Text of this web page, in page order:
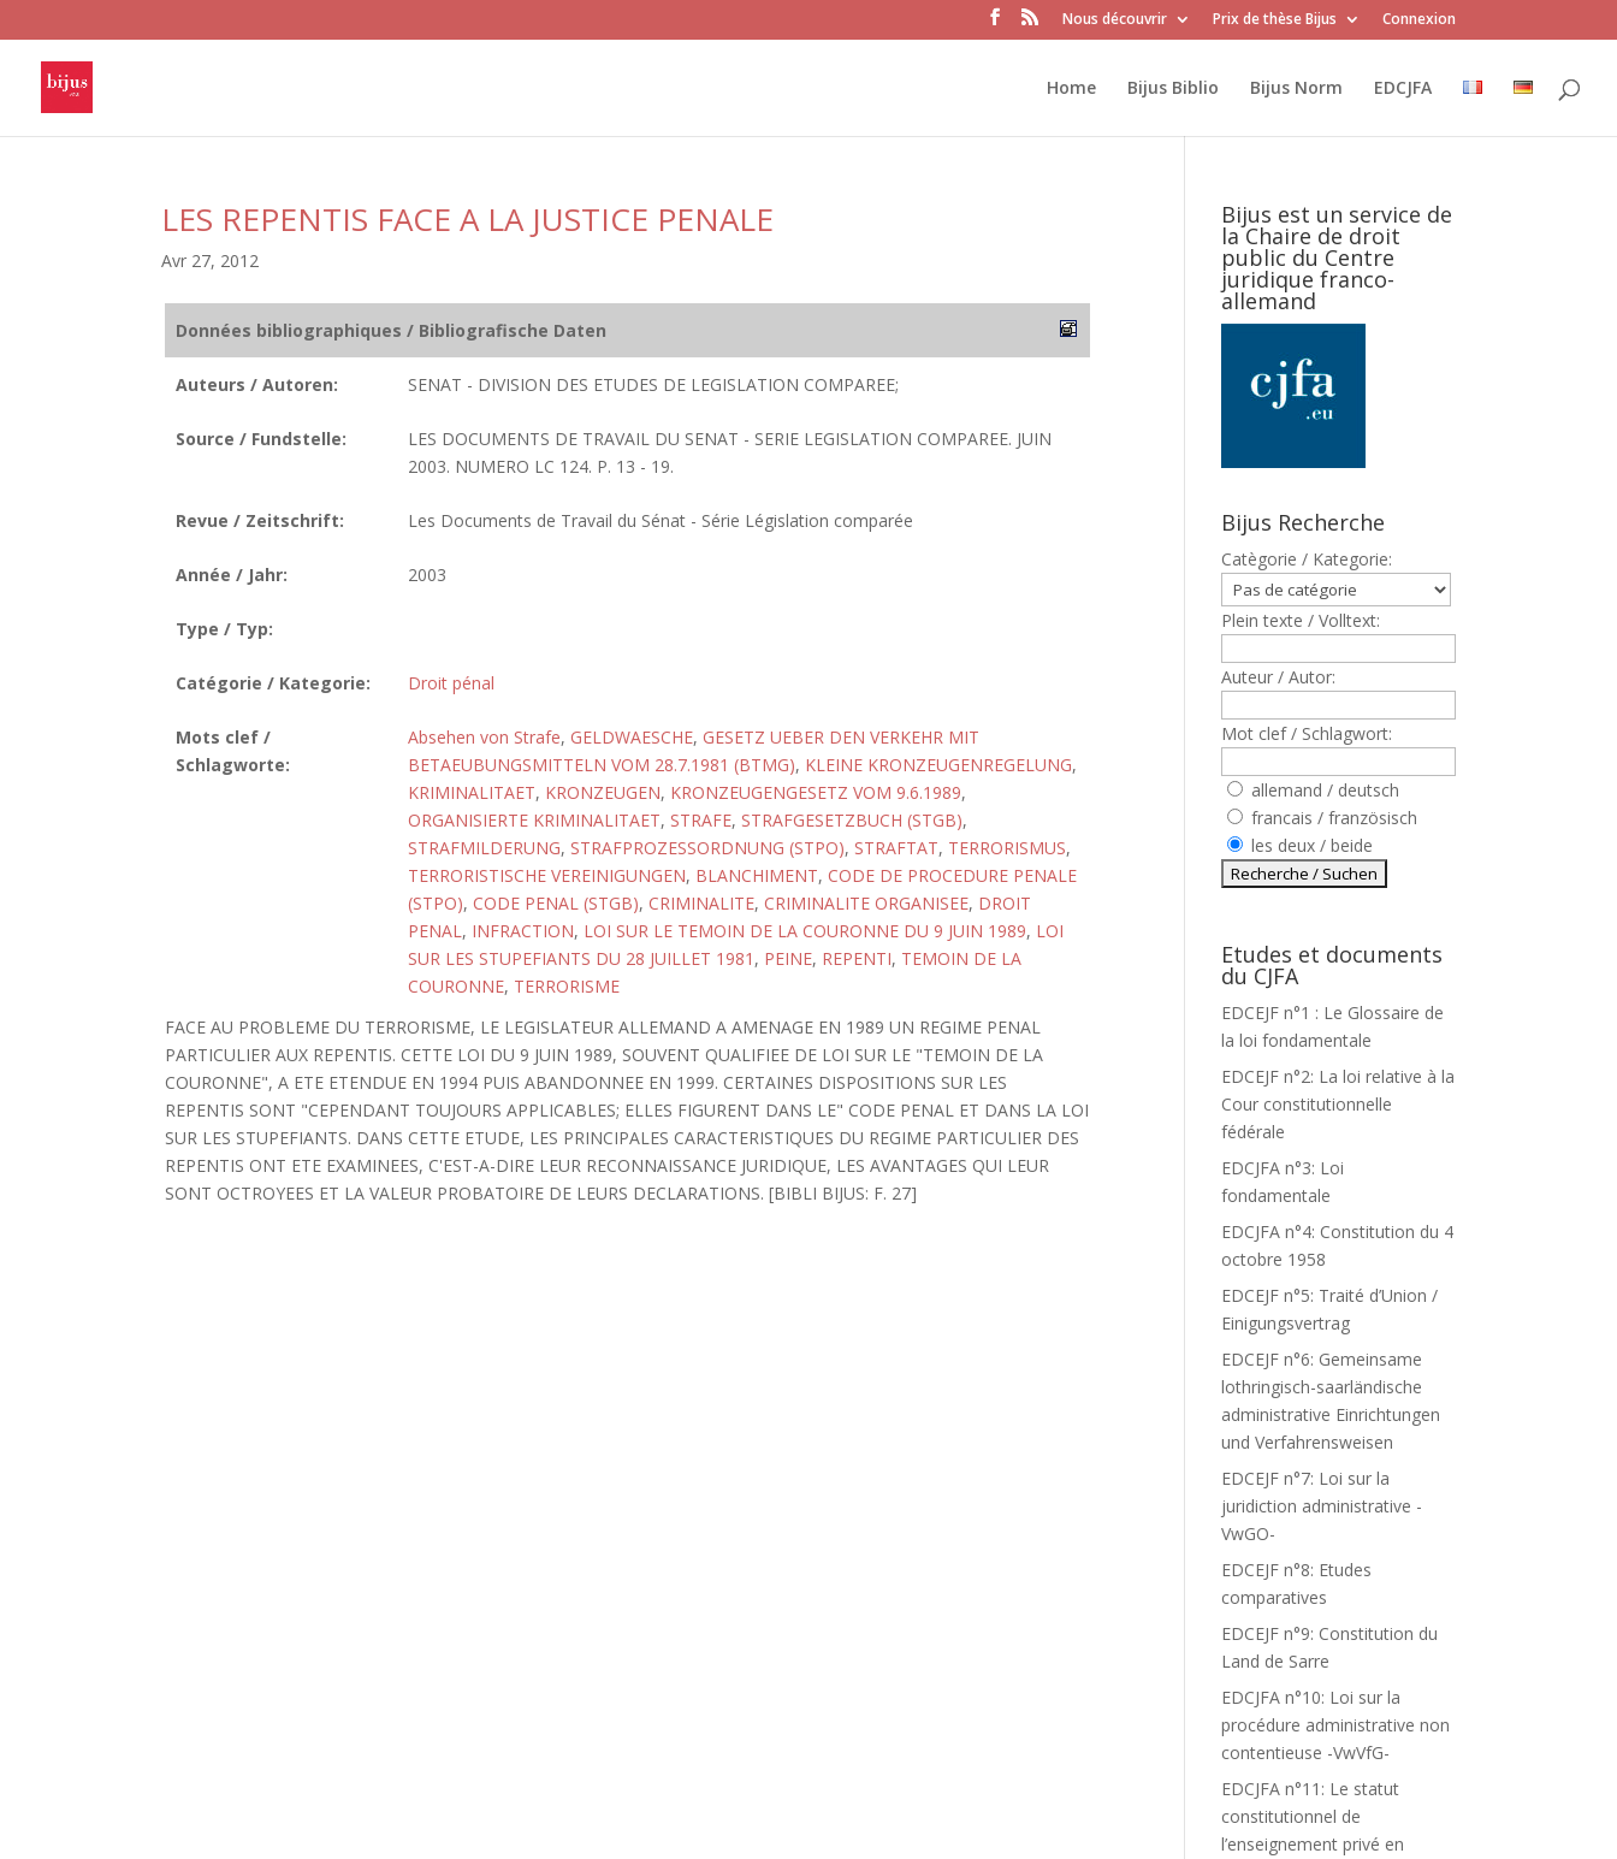
Nous découvrir Prix de thèse Bijus Connexion
Home Bijus Biblio Bijus Norm EDCJFA
LES REPENTIS FACE A LA JUSTICE PENALE
Avr 27, 2012
Données bibliographiques / Bibliografische Daten
Auteurs / Autoren: SENAT - DIVISION DES ETUDES DE LEGISLATION COMPAREE;
Source / Fundstelle:
LES DOCUMENTS DE TRAVAIL DU SENAT - SERIE LEGISLATION COMPAREE. JUIN
2003. NUMERO LC 124. P. 13 - 19.
Revue / Zeitschrift: Les Documents de Travail du Sénat - Série Législation comparée
Année / Jahr: 2003
Type / Typ:
Catégorie / Kategorie: Droit pénal
Mots clef /
Schlagworte:
Absehen von Strafe, GELDWAESCHE, GESETZ UEBER DEN VERKEHR MIT
BETAEUBUNGSMITTELN VOM 28.7.1981 (BTMG), KLEINE KRONZEUGENREGELUNG,
KRIMINALITAET, KRONZEUGEN, KRONZEUGENGESETZ VOM 9.6.1989,
ORGANISIERTE KRIMINALITAET, STRAFE, STRAFGESETZBUCH (STGB),
STRAFMILDERUNG, STRAFPROZESSORDNUNG (STPO), STRAFTAT, TERRORISMUS,
TERRORISTISCHE VEREINIGUNGEN, BLANCHIMENT, CODE DE PROCEDURE PENALE
(STPO), CODE PENAL (STGB), CRIMINALITE, CRIMINALITE ORGANISEE, DROIT
PENAL, INFRACTION, LOI SUR LE TEMOIN DE LA COURONNE DU 9 JUIN 1989, LOI
SUR LES STUPEFIANTS DU 28 JUILLET 1981 , PEINE, REPENTI, TEMOIN DE LA
COURONNE, TERRORISME
FACE AU PROBLEME DU TERRORISME, LE LEGISLATEUR ALLEMAND A AMENAGE EN 1989 UN REGIME PENAL
PARTICULIER AUX REPENTIS. CETTE LOI DU 9 JUIN 1989, SOUVENT QUALIFIEE DE LOI SUR LE "TEMOIN DE LA
COURONNE", A ETE ETENDUE EN 1994 PUIS ABANDONNEE EN 1999. CERTAINES DISPOSITIONS SUR LES
REPENTIS SONT "CEPENDANT TOUJOURS APPLICABLES; ELLES FIGURENT DANS LE" CODE PENAL ET DANS LA LOI
SUR LES STUPEFIANTS. DANS CETTE ETUDE, LES PRINCIPALES CARACTERISTIQUES DU REGIME PARTICULIER DES
REPENTIS ONT ETE EXAMINEES, C'EST-A-DIRE LEUR RECONNAISSANCE JURIDIQUE, LES AVANTAGES QUI LEUR
SONT OCTROYEES ET LA VALEUR PROBATOIRE DE LEURS DECLARATIONS. [BIBLI BIJUS: F. 27]
Bijus est un service de
la Chaire de droit
public du Centre
juridique franco-
allemand
Bijus Recherche
Catègorie / Kategorie:
Plein texte / Volltext:
Auteur / Autor:
Mot clef / Schlagwort:
allemand / deutsch
francais / französisch
les deux / beide
Etudes et documents
du CJFA
EDCEJF n°1 : Le Glossaire de
la loi fondamentale
EDCEJF n°2: La loi relative à la
Cour constitutionnelle
fédérale
EDCJFA n°3: Loi
fondamentale
EDCJFA n°4: Constitution du 4
octobre 1958
EDCEJF n°5: Traité d’Union /
Einigungsvertrag
EDCEJF n°6: Gemeinsame
lothringisch-saarländische
administrative Einrichtungen
und Verfahrensweisen
EDCEJF n°7: Loi sur la
juridiction administrative -
VwGO-
EDCEJF n°8: Etudes
comparatives
EDCEJF n°9: Constitution du
Land de Sarre
EDCJFA n°10: Loi sur la
procédure administrative non
contentieuse -VwVfG-
EDCJFA n°11: Le statut
constitutionnel de
l’enseignement privé en